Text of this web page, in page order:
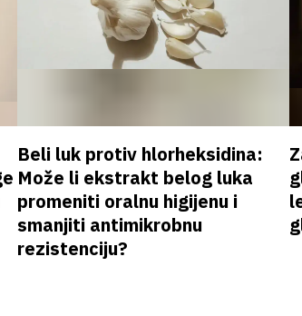
Beli luk protiv hlorheksidina:
Može li ekstrakt belog luka
promeniti oralnu higijenu i
smanjiti antimikrobnu
rezistenciju?